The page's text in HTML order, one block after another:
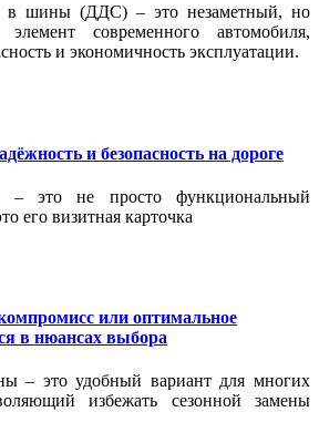
в шины (ДДС) – это незаметный, но
современного автомобиля,
и экономичность эксплуатации.
и безопасность на дороге
– это не просто функциональный
его визитная карточка
или оптимальное
в нюансах выбора
– это удобный вариант для многих
избежать сезонной замены